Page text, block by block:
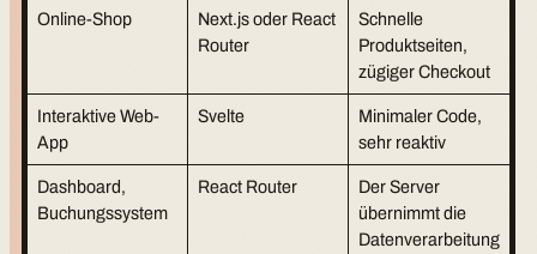
Online-Shop
Next.js oder React
Router
Schnelle
Produktseiten,
zügiger Checkout
Interaktive Web-
App
Svelte
Minimaler Code,
sehr reaktiv
Dashboard,
Buchungssystem
React Router
Der Server
übernimmt die
Datenverarbeitung